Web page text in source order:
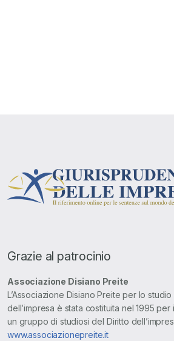
Grazie al patrocinio
Associazione Disiano Preite
L’Associazione Disiano Preite per lo
dell’impresa è stata costituita nel 1995 per
un gruppo di studiosi del Diritto
www.associazionepreite.it